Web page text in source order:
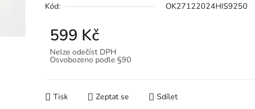
5
Kód:
OK27122024HIS9250
599 Kč
Nelze odečíst DPH
Osvobozeno podle §90
Tisk Zeptat se Sdílet